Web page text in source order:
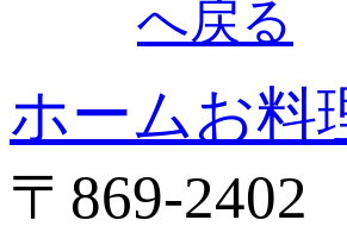
ホームお料
〒869-